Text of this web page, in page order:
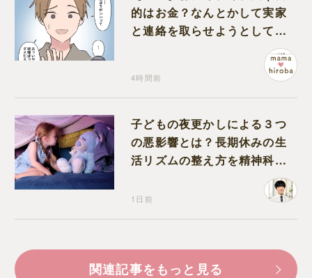
的はお金？なんとかして実家
と連絡を取らせようとしてく
4時間前
子どもの夜更かしによる３つ
の悪影響とは？長期休みの生
活リズムの整え方を精神科医
1日前
関連記事をもっと見る